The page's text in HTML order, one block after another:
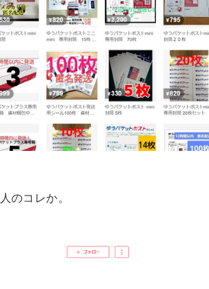
のコレか。